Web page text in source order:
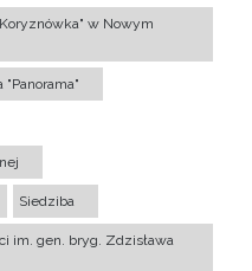
w Nowym
"Panorama"
Siedziba
im. gen. bryg. Zdzisława